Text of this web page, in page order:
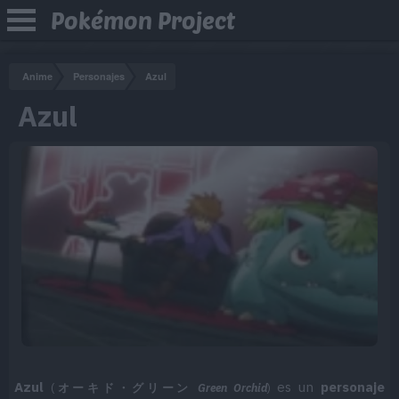
Pokémon Project
Anime Personajes Azul
Azul
Azul (オーキド・グリーン Green Orchid) es un personaje